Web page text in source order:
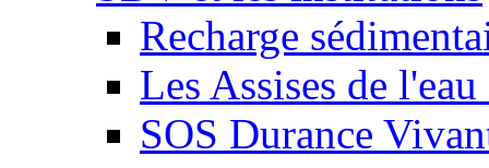
Recharge
Les Assises de
SOS Durance